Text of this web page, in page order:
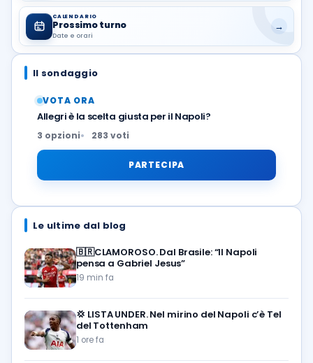
CALENDARIO
Prossimo turno
Date e orari
→
Il sondaggio
VOTA ORA
Allegri è la scelta giusta per il Napoli?
3 opzioni 283 voti
PARTECIPA
Le ultime dal blog
🇧🇷CLAMOROSO. Dal Brasile: “Il Napoli
pensa a Gabriel Jesus”
19 min fa
💢 LISTA UNDER. Nel mirino del Napoli c’è Tel
del Tottenham
1 ore fa